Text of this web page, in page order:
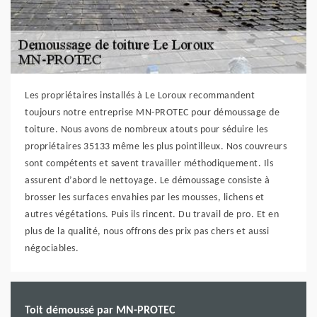
Les propriétaires installés à Le Loroux recommandent
toujours notre entreprise MN-PROTEC pour démoussage de
toiture. Nous avons de nombreux atouts pour séduire les
propriétaires 35133 même les plus pointilleux. Nos couvreurs
sont compétents et savent travailler méthodiquement. Ils
assurent d’abord le nettoyage. Le démoussage consiste à
brosser les surfaces envahies par les mousses, lichens et
autres végétations. Puis ils rincent. Du travail de pro. Et en
plus de la qualité, nous offrons des prix pas chers et aussi
négociables.
Toit démoussé par MN-PROTEC